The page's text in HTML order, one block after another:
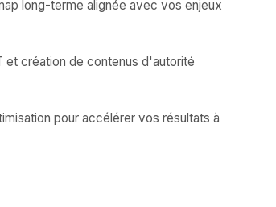
long-terme alignée avec vos enjeux
et création de contenus d'autorité
pour accélérer vos résultats à